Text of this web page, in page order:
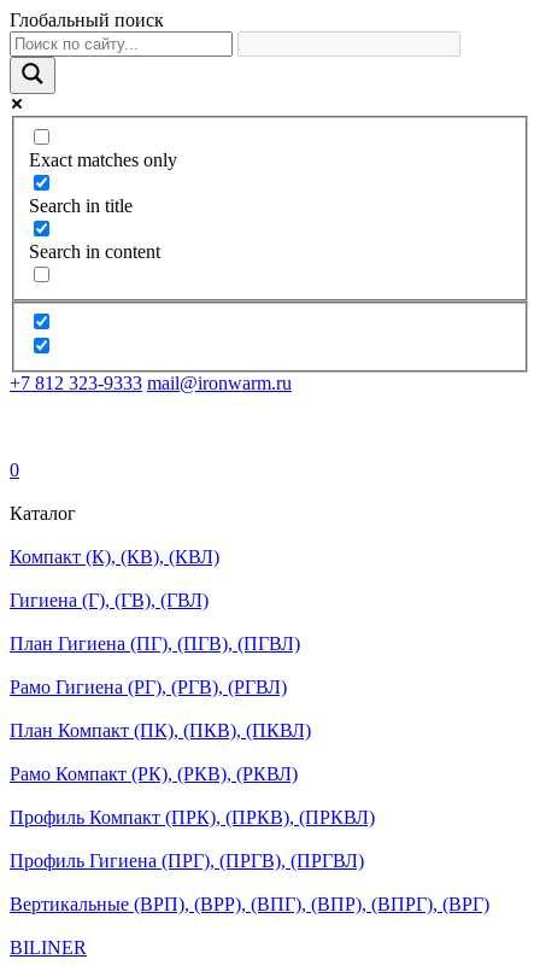
Глобальный поиск
Exact matches only
Search in title
Search in content
+7 812 323-9333 mail@ironwarm.ru
0
Каталог
Компакт (К), (КВ), (КВЛ)
Гигиена (Г), (ГВ), (ГВЛ)
План Гигиена (ПГ), (ПГВ), (ПГВЛ)
Рамо Гигиена (РГ), (РГВ), (РГВЛ)
План Компакт (ПК), (ПКВ), (ПКВЛ)
Рамо Компакт (РК), (РКВ), (РКВЛ)
Профиль Компакт (ПРК), (ПРКВ), (ПРКВЛ)
Профиль Гигиена (ПРГ), (ПРГВ), (ПРГВЛ)
Вертикальные (ВРП), (ВРР), (ВПГ), (ВПР), (ВПРГ), (ВРГ)
BILINER